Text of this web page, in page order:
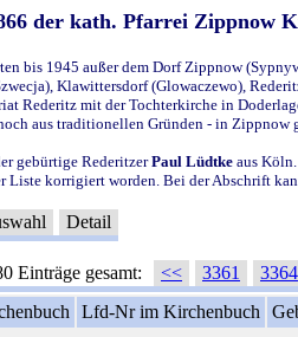
der kath. Pfarrei Zippnow
bis 1945 außer dem Dorf Zippnow
Klawittersdorf (Glowaczewo),
Rederitz mit der Tochterkirche in
aus traditionellen Gründen - in Zippnow
gebürtige RederitzerPaul Lüdtke aus
Liste korrigiert worden. Bei der Abschrift
Detail
Einträge gesamt: << 3361 3364
Lfd-Nr im Kirchenbuch